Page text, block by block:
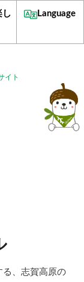
イト
し
Language
る、志賀高原の